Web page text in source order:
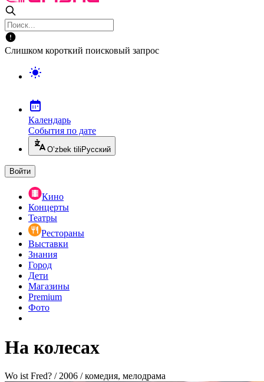
Слишком короткий поисковый запрос
Календарь
События по дате
O’zbek tili Русский
Войти
Кино
Концерты
Театры
Рестораны
Выставки
Знания
Город
Дети
Магазины
Premium
Фото
На колесах
Wo ist Fred? / 2006 / комедия, мелодрама